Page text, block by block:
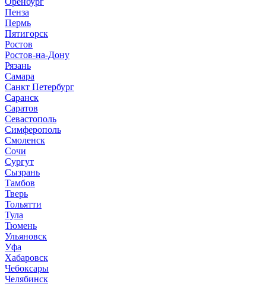
Пенза
Пермь
Пятигорск
Ростов
Ростов-на-Дону
Рязань
Самара
Санкт Петербург
Саранск
Саратов
Севастополь
Симферополь
Смоленск
Сочи
Сургут
Сызрань
Тамбов
Тверь
Тольятти
Тула
Тюмень
Ульяновск
Уфа
Хабаровск
Чебоксары
Челябинск